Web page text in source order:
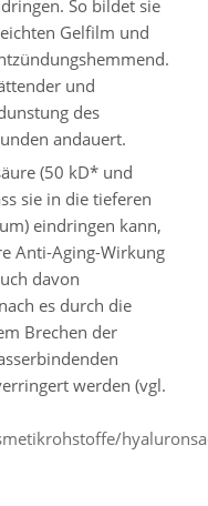
So bildet sie
Gelfilm und
und
des
andauert.
(50 kD* und
sie in die tieferen
eindringen kann,
Anti-Aging-Wirkung
davon
es durch die
Brechen der
werden (vgl.